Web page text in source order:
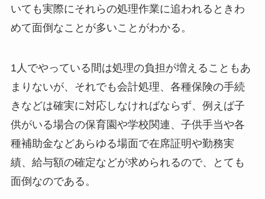
いても実際にそれらの処理作業に追われるときわ
めて面倒なことが多いことがわかる。
1人でやっている間は処理の負担が増えることもあ
まりないが、それでも会計処理、各種保険の手続
きなどは確実に対応しなければならず、例えば子
供がいる場合の保育園や学校関連、子供手当や各
種補助金などあらゆる場面で在席証明や勤務実
績、給与額の確定などが求められるので、とても
面倒なのである。